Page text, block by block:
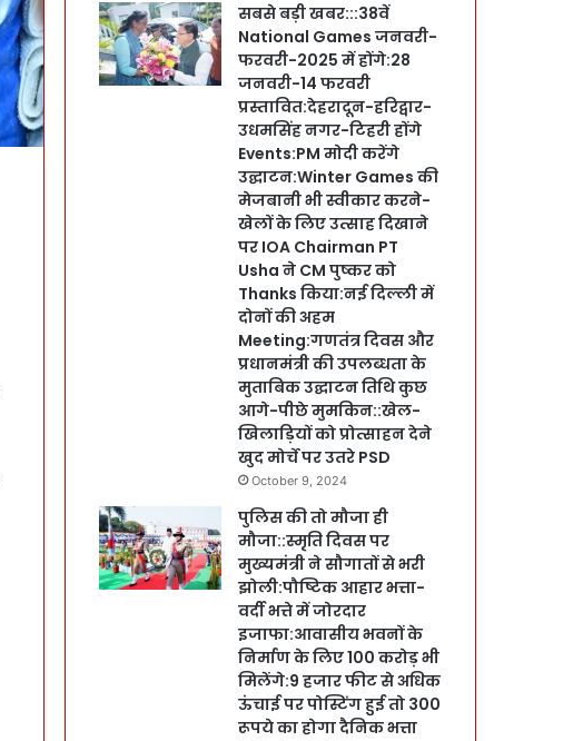
सबसे बड़ी खबर:::38वें
National Games जनवरी-
फरवरी-2025 में होंगे:28
जनवरी-14 फरवरी
प्रस्तावित:देहरादून-हरिद्वार-
उधमसिंह नगर-टिहरी होंगे
Events:PM मोदी करेंगे
उद्घाटन:Winter Games की
मेजबानी भी स्वीकार करने-
खेलों के लिए उत्साह दिखाने
पर IOA Chairman PT
Usha ने CM पुष्कर को
Thanks किया:नई दिल्ली में
दोनों की अहम
Meeting:गणतंत्र दिवस और
प्रधानमंत्री की उपलब्धता के
मुताबिक उद्घाटन तिथि कुछ
आगे-पीछे मुमकिन::खेल-
खिलाड़ियों को प्रोत्साहन देने
खुद मोर्चे पर उतरे PSD
October 9, 2024
पुलिस की तो मौजा ही
मौजा::स्मृति दिवस पर
मुख्यमंत्री ने सौगातों से भरी
झोली:पौष्टिक आहार भत्ता-
वर्दी भत्ते में जोरदार
इजाफा:आवासीय भवनों के
निर्माण के लिए 100 करोड़ भी
मिलेंगे:9 हजार फीट से अधिक
ऊंचाई पर पोस्टिंग हुई तो 300
रूपये का होगा दैनिक भत्ता